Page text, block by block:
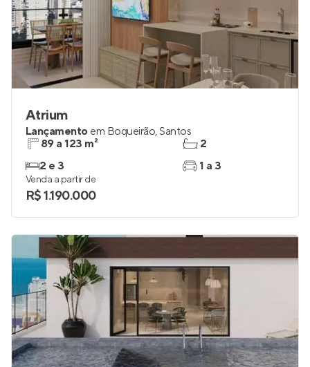
Atrium
Lançamento em Boqueirão,Santos
89 a 123 m²
2 e 3
2
1 a 3
Venda a partir de
R$ 1.190.000